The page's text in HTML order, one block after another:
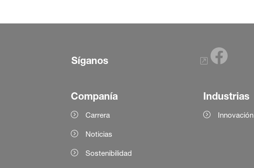
Síganos
Companía
Carrera
Noticias
Sostenibilidad
Industrias
Innovación